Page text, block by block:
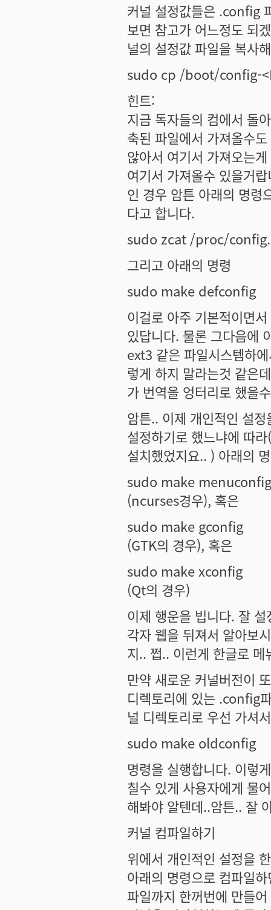
커널 설정값들은 .config
보면 참고가 어느정도 되
널의 설정값 파일을 복사
sudo cp /boot/config-
힌트:
지금 독자들의 컴에서 돌
축된 파일에서 가져올수
않아서 여기서 가져오는
여기서 가져올수 있을거
인 경우 암튼 아래의 명령
다고 합니다.
sudo zcat /proc/
그리고 아래의 명령
sudo make defconfig
이걸로 아주 기본적이면
있답니다. 물론 그다음에
ext3 같은 파일시스템하
렇게 하지 말라는것 같은
가 번역을 엉터리로 했을
암튼.. 이제 개인적인 설
설정하기로 했느냐에 따
설치했었지요.. ) 아래의
sudo make menuconfig
(ncurses경우), 혹은
sudo make gconfig
(GTK의 경우), 혹은
sudo make xconfig
(Qt의 경우)
이제 행운을 빕니다. 잘
각자 웹을 뒤져서 알아보
지.. 쩝.. 이런게 한글로
만약 새로운 커널버전이
디렉토리에 있는 .config
널 디렉토리로 우선 가셔
sudo make oldconfig
명령을 실행합니다. 이렇
칠수 있게 사용자에게 물
해봐야 알텐데..암튼.. 잘
커널 컴파일하기
위에서 개인적인 설정을
아래의 명령으로 컴파일
파일까지 한꺼번에 만들